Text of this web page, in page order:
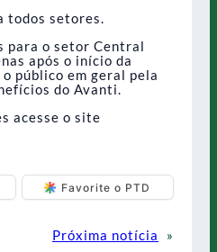
todos setores.
para o setor Central
após o início da
público em geral pela
do Avanti.
acesse o site
Favorite o PTD
Próxima notícia
»